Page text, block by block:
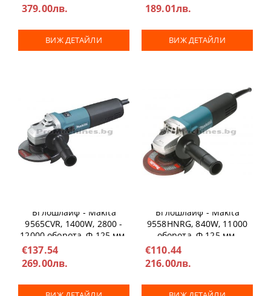
379.00лв.
ВИЖ ДЕТАЙЛИ
189.01лв.
ВИЖ ДЕТАЙЛИ
Ъглошлайф - Makita
9565CVR, 1400W, 2800 -
12000 оборота, Ф 125 мм.
€137.54
269.00лв.
Ъглошлайф - Makita
9558HNRG, 840W, 11000
оборота, Ф 125 мм.
€110.44
216.00лв.